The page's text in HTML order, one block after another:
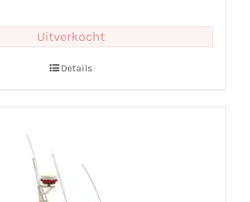
Uitverkocht
Details